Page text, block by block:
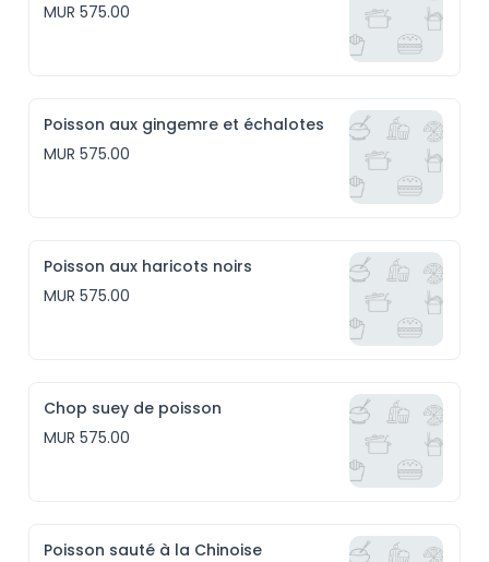
MUR 575.00
Poisson aux gingemre et échalotes
MUR 575.00
Poisson aux haricots noirs
MUR 575.00
Chop suey de poisson
MUR 575.00
Poisson sauté à la Chinoise